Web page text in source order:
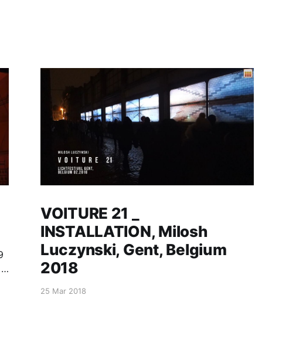
VOITURE 21 _
INSTALLATION, Milosh
Luczynski, Gent, Belgium
2018
25 Mar 2018